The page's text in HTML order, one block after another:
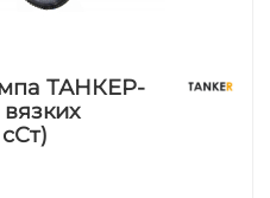
ТАНКЕР-